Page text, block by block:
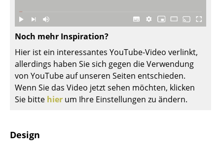
Einzelbetten
Stapelbetten
Kinderbetten
Nachttische & Bettzubehör
... alle Betten
Uhren
Noch mehr Inspiration?
Hier ist ein interessantes YouTube-Video verlinkt,
allerdings haben Sie sich gegen die Verwendung
von YouTube auf unseren Seiten entschieden.
Wenn Sie das Video jetzt sehen möchten, klicken
Sie bitte hier um Ihre Einstellungen zu ändern.
Design